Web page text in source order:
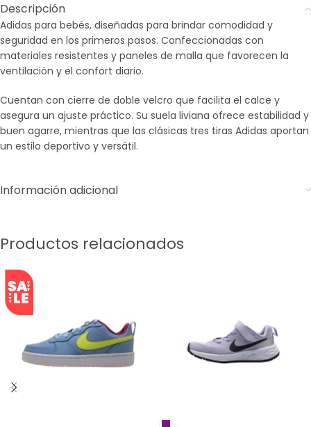
Descripción
Adidas para bebés, diseñadas para brindar comodidad y
seguridad en los primeros pasos. Confeccionadas con
materiales resistentes y paneles de malla que favorecen la
ventilación y el confort diario.
Cuentan con cierre de doble velcro que facilita el calce y
asegura un ajuste práctico. Su suela liviana ofrece estabilidad y
buen agarre, mientras que las clásicas tres tiras Adidas aportan
un estilo deportivo y versátil.
Información adicional
Productos relacionados